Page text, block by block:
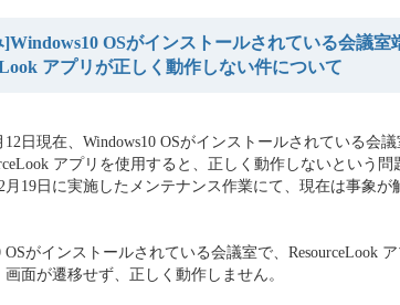
OSがインストールされている会議室
アプリが正しく動作しない件について
12日現在、Windows10 OSがインストールされている会
アプリを使用すると、正しく動作しないという
月19日に実施したメンテナンス作業にて、現在は事象が
OSがインストールされている会議室で、ResourceLook
面が遷移せず、正しく動作しません。